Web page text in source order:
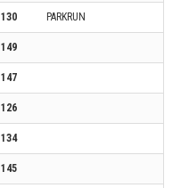
130 PARKRUN
149
147
126
134
145